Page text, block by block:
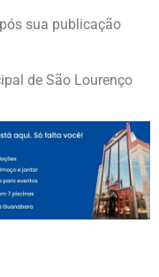
sua publicação
de São Lourenço